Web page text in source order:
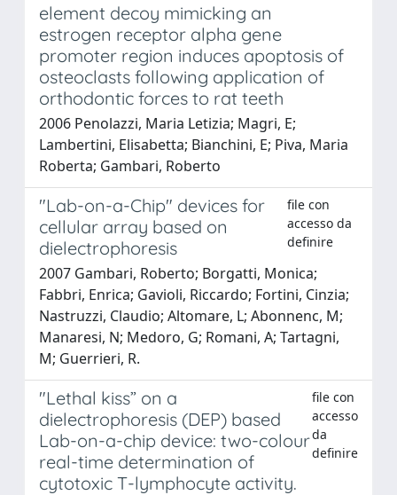
element decoy mimicking an
estrogen receptor alpha gene
promoter region induces apoptosis of
osteoclasts following application of
orthodontic forces to rat teeth
2006 Penolazzi, Maria Letizia; Magri, E;
Lambertini, Elisabetta; Bianchini, E; Piva, Maria
Roberta; Gambari, Roberto
"Lab-on-a-Chip" devices for
cellular array based on
dielectrophoresis
file con
accesso da
definire
2007 Gambari, Roberto; Borgatti, Monica;
Fabbri, Enrica; Gavioli, Riccardo; Fortini, Cinzia;
Nastruzzi, Claudio; Altomare, L; Abonnenc, M;
Manaresi, N; Medoro, G; Romani, A; Tartagni,
M; Guerrieri, R.
"Lethal kiss” on a
dielectrophoresis (DEP) based
Lab-on-a-chip device: two-colour
real-time determination of
cytotoxic T-lymphocyte activity.
file con
accesso
da
definire